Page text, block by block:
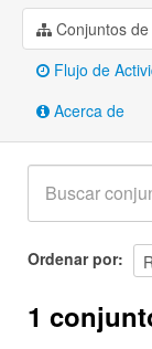
Conjuntos
Flujo de
Acerca de
Ordenar por
1